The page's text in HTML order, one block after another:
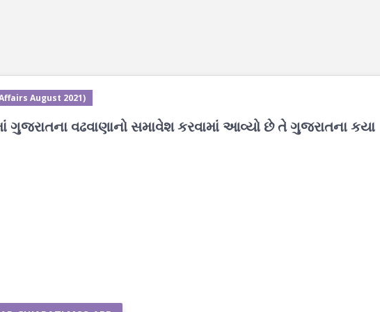
August 2021)
ગુજરાતના વઢવાણાનો સમાવેશ કરવામાં આવ્યો છે તે ગુજરાતના કયા